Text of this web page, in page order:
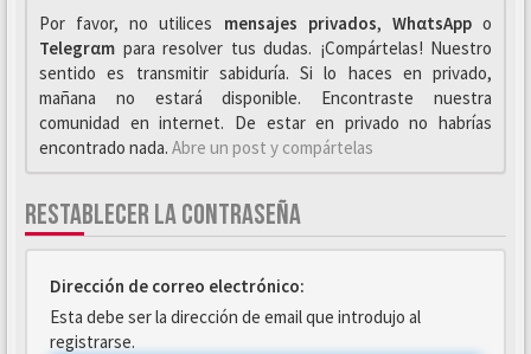
Por favor, no utilices mensajes privados, WhαtsAppo
Telegrαm para resolver tus dudas. ¡Compártelas! Nuestro
sentido es transmitir sabiduría. Si lo haces en privado,
mañana no estará disponible. Encontraste nuestra
comunidad en internet. De estar en privado no habrías
encontrado nada. Abre un post y compártelas
RESTABLECER LA CONTRASEÑA
Dirección de correo electrónico:
Esta debe ser la dirección de email que introdujo al
registrarse.